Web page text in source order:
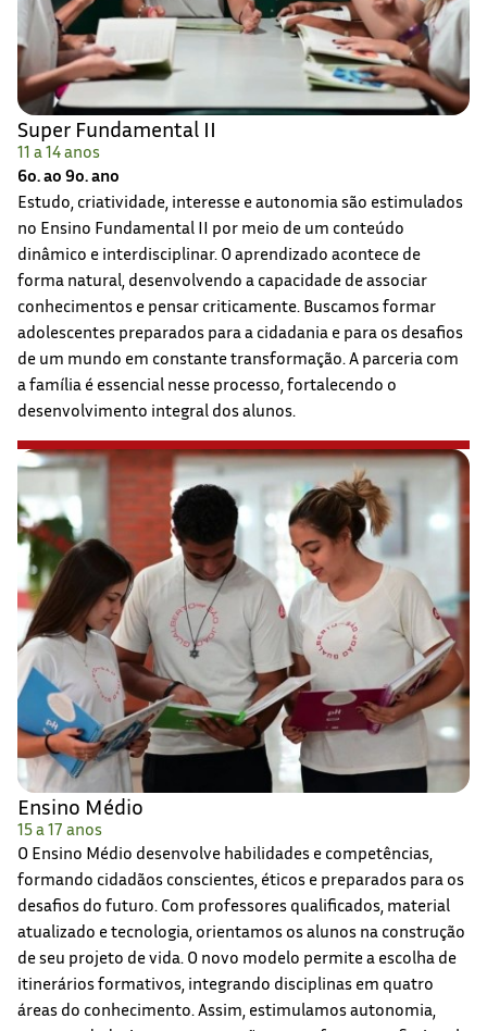
Super Fundamental II
11 a 14 anos
6o. ao 9o. ano
Estudo, criatividade, interesse e autonomia são estimulados
no Ensino Fundamental II por meio de um conteúdo
dinâmico e interdisciplinar. O aprendizado acontece de
forma natural, desenvolvendo a capacidade de associar
conhecimentos e pensar criticamente. Buscamos formar
adolescentes preparados para a cidadania e para os desafios
de um mundo em constante transformação. A parceria com
a família é essencial nesse processo, fortalecendo o
desenvolvimento integral dos alunos.
Ensino Médio
15 a 17 anos
O Ensino Médio desenvolve habilidades e competências,
formando cidadãos conscientes, éticos e preparados para os
desafios do futuro. Com professores qualificados, material
atualizado e tecnologia, orientamos os alunos na construção
de seu projeto de vida. O novo modelo permite a escolha de
itinerários formativos, integrando disciplinas em quatro
áreas do conhecimento. Assim, estimulamos autonomia,